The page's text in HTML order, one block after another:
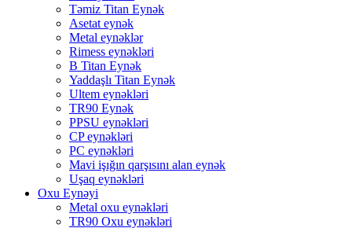
Təmiz Titan Eynək
Asetat eynək
Metal eynəklər
Rimess eynəkləri
B Titan Eynək
Yaddaşlı Titan Eynək
Ultem eynəkləri
TR90 Eynək
PPSU eynəkləri
CP eynəkləri
PC eynəkləri
Mavi işığın qarşısını alan eynək
Uşaq eynəkləri
Oxu Eynəyi
Metal oxu eynəkləri
TR90 Oxu eynəkləri